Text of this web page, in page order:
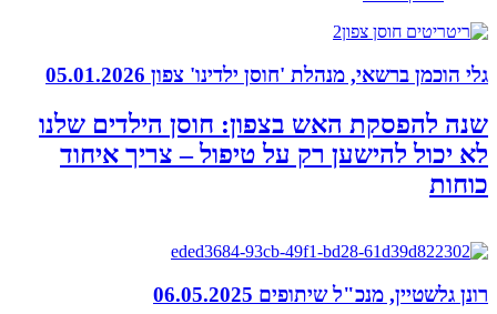
גלי הוכמן ברשאי, מנהלת 'חוסן ילדינו' צפון 05.01.2026
שנה להפסקת האש בצפון: חוסן הילדים שלנו
לא יכול להישען רק על טיפול – צריך איחוד
כוחות
רונן גלשטיין, מנכ"ל שיתופים 06.05.2025